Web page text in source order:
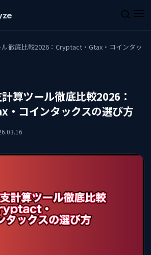
徹底比較2026：Cryptact・Gtax・コインタッ
算ツール徹底比較2026：
コインタックスの選び方